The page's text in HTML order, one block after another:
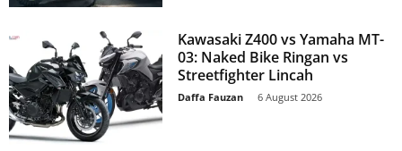
Kawasaki Z400 vs Yamaha MT-
03: Naked Bike Ringan vs
Streetfighter Lincah
Daffa Fauzan 6 August 2026